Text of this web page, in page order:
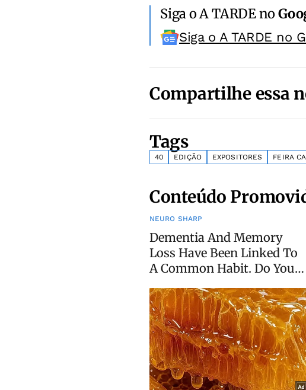
Siga o A TARDE no
Siga o A TARDE no
Compartilhe essa
Tags
40 EDIÇÃO EXPOSITORES FEIRA